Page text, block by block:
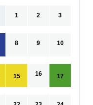
1 2 3
8 9 10
15 16 17